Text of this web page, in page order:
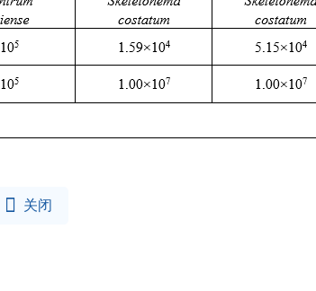
 关闭